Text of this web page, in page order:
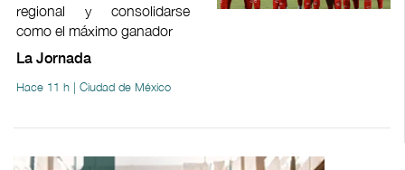
regional y consolidarse
como el máximo ganador
La Jornada
Hace 11 h | Ciudad de México